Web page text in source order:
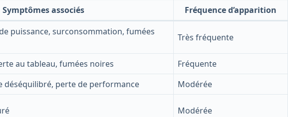
Symptômes associés Fréquence d’apparition
puissance, surconsommation, fumées
Très fréquente
au tableau, fumées noires
Fréquente
déséquilibré, perte de performance
Modérée
Modérée